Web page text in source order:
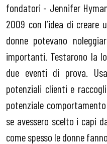
fondatori - Jennifer
2009 con l’idea di creare
donne potevano
importanti. Testarono la
due eventi di prova.
potenziali clienti e
potenziale
se avessero scelto i capi
come spesso le donne